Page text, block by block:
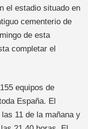
el estadio situado en
cementerio de
de esta
completar el
equipos de
España. El
11 de la mañana y